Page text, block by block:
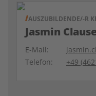
AUSZUBILDENDE/-R
Jasmin
E-Mail:
Telefon:
+49